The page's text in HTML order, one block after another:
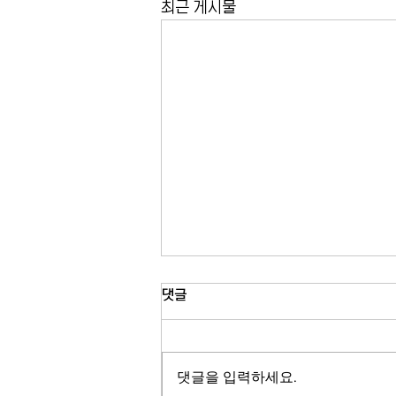
최근 게시물
유모차 접지 않고 버스 탄다…
MTA 제도 확대
됩니다. 뉴욕 MTA가 시범 운영을 마
댓글
댓글을 입력하세요.